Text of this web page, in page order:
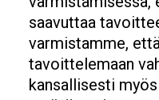
saavuttaa
varmistamme,
tavoittelemaan
kansallisesti